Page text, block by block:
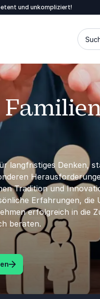
und unkompliziert!
langfristiges Denken,
Tradition und
Erfahrungen,
erfolgreich in die
beraten.